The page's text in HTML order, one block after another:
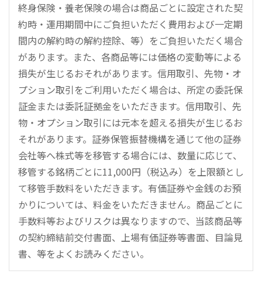
終身保険・養老保険の場合は商品ごとに設定された契
約時・運用期間中にご負担いただく費用および一定期
間内の解約時の解約控除、等）をご負担いただく場合
があります。また、各商品等には価格の変動等による
損失が生じるおそれがあります。信用取引、先物・オ
プション取引をご利用いただく場合は、所定の委託保
証金または委託証拠金をいただきます。信用取引、先
物・オプション取引には元本を超える損失が生じるお
それがあります。証券保管振替機構を通じて他の証券
会社等へ株式等を移管する場合には、数量に応じて、
移管する銘柄ごとに11,000円（税込み）を上限額とし
て移管手数料をいただきます。有価証券や金銭のお預
かりについては、料金をいただきません。商品ごとに
手数料等およびリスクは異なりますので、当該商品等
の契約締結前交付書面、上場有価証券等書面、目論見
書、等をよくお読みください。